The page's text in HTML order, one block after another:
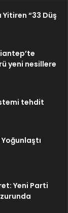
Yitiren “33 Düş
yeni nesillere
tehdit
Yeni Parti